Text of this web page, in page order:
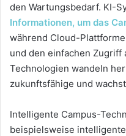
den Wartungsbedarf. KI-
Informationen, um das
während Cloud-
und den einfachen Zugriff
Technologien wandeln
zukunftsfähige und
Intelligente Campus-
beispielsweise